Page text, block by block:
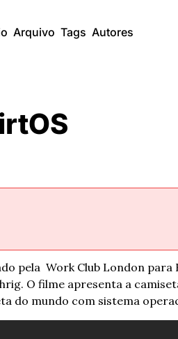
Arquivo Tags Autores
pela  Work Club London para
O filme apresenta a
do mundo com sistema